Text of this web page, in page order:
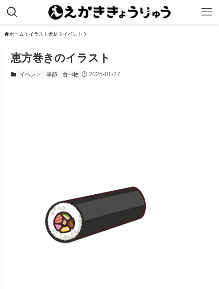
ホーム イラスト素材 イベント
恵方巻きのイラスト
イベント 季節 食べ物 2025-01-27